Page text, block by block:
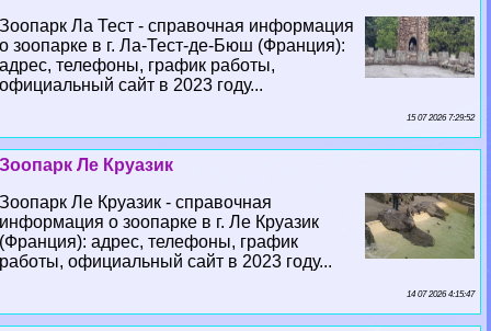
Зоопарк Ла Тест - справочная информация
о зоопарке в г. Ла-Тест-де-Бюш (Франция):
адрес, телефоны, график работы,
официальный сайт в 2023 году...
15 07 2026 7:29:52
Зоопарк Ле Круазик
Зоопарк Ле Круазик - справочная
информация о зоопарке в г. Ле Круазик
(Франция): адрес, телефоны, график
работы, официальный сайт в 2023 году...
14 07 2026 4:15:47